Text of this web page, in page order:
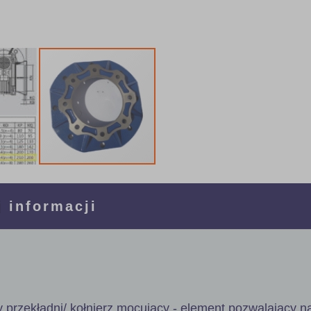
przekładni/ kołnierz mocujący - element pozwalający
informacji